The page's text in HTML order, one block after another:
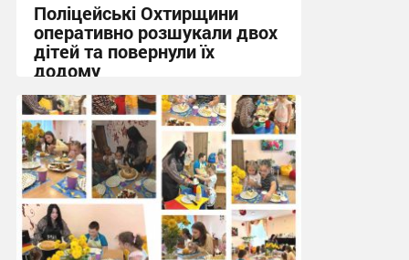
Поліцейські Охтирщини
оперативно розшукали двох
дітей та повернули їх
додому
10:19, 5.08.2026